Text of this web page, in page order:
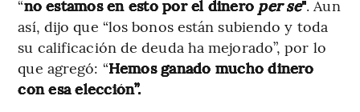
“no estamos en esto por el dinero per se". Aun
así, dijo que “los bonos están subiendo y toda
su calificación de deuda ha mejorado”, por lo
que agregó: “Hemos ganado mucho dinero
con esa elección”.